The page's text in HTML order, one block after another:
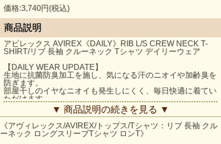
価格:3,740円(税込)
商品説明
アビレックス AVIREX《DAILY》RIB L/S CREW NECK T-
SHIRT/リブ 長袖 クルーネック Tシャツ デイリーウェア
【DAILY WEAR UPDATE】
生地に抗菌防臭加工を施し、気になる汗のニオイや加齢臭を
防ぎます。
部屋干しのイヤなニオイも発生しにくく、毎日快適に着てい
ただけます。
テンションの強いライクラ糸を入れたリブ編み素材を採用。
しっかりした風合いが特徴でヘビーローテーションでの着用
にも耐えうる耐久性を兼ね備えている。
タイトなフィット感が特徴です。
▼ 商品説明の続きを見る ▼
《アヴィレックス/AVIREX/トップス/Tシャツ：リブ 長袖 クル
ーネック ロングスリーブTシャツ ロンT》